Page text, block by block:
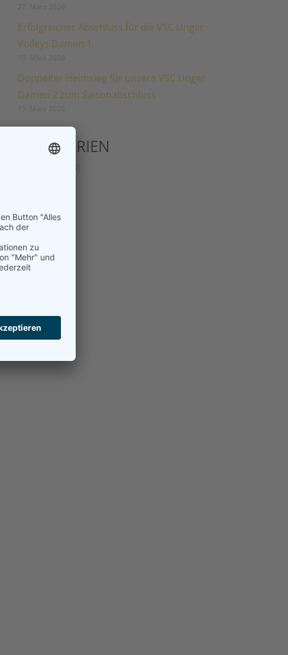
Erfolgreicher Abschluss für die VSC Unger
Volleys Damen 1
Doppelter Heimsieg für unsere VSC Unger
Damen 2 zum Saisonabschluss
KATEGORIEN
Herren(99)
Hobby
Jugend
(59)
Pokal